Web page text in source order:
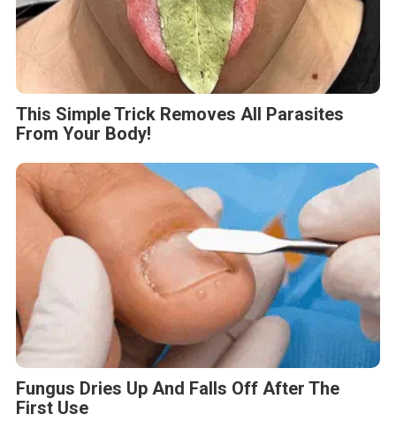
This Simple Trick Removes All Parasites
From Your Body!
Fungus Dries Up And Falls Off After The
First Use